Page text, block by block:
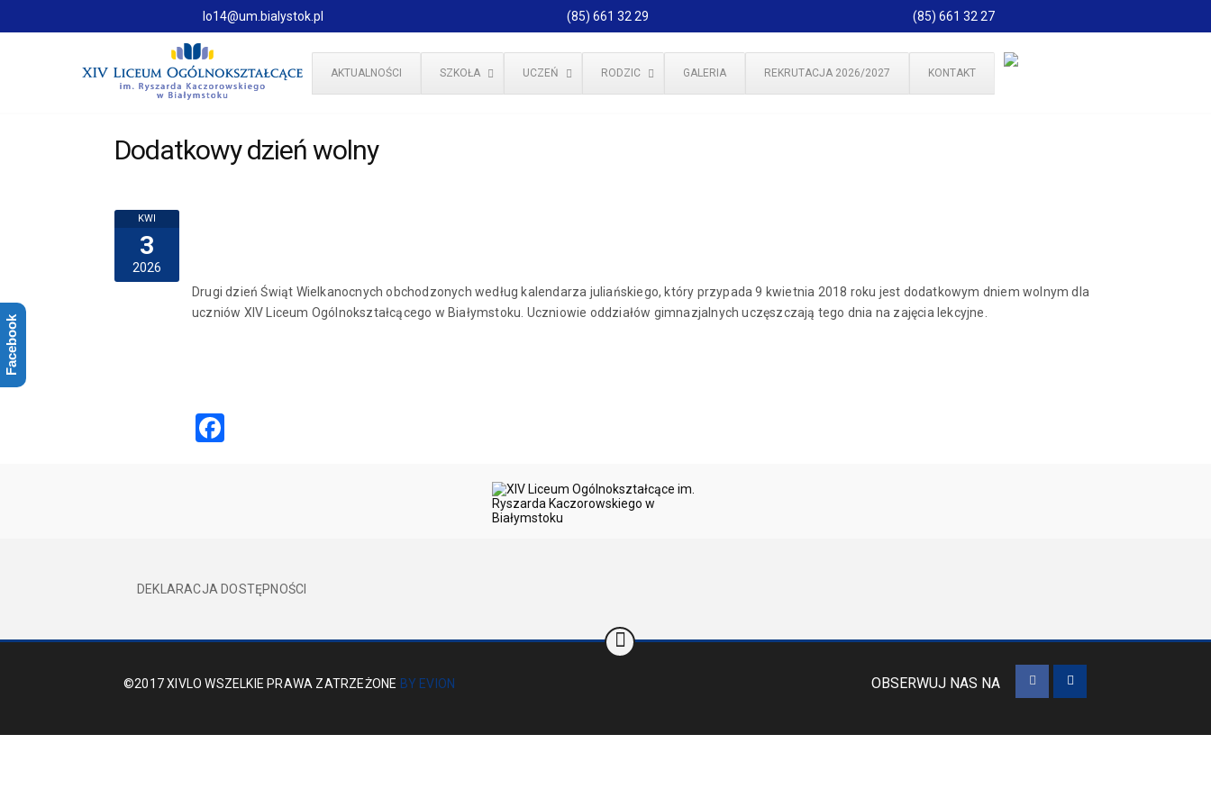
lo14@um.bialystok.pl (85) 661 32 29 (85) 661 32 27
AKTUALNOŚCI SZKOŁA UCZEŃ RODZIC GALERIA REKRUTACJA 2026/2027 KONTAKT
Dodatkowy dzień wolny
KWI
3
2026
Drugi dzień Świąt Wielkanocnych obchodzonych według kalendarza juliańskiego, który przypada 9 kwietnia 2018 roku jest dodatkowym dniem wolnym dla
uczniów XIV Liceum Ogólnokształcącego w Białymstoku. Uczniowie oddziałów gimnazjalnych uczęszczają tego dnia na zajęcia lekcyjne.
DEKLARACJA DOSTĘPNOŚCI
©2017 XIVLO WSZELKIE PRAWA ZATRZEŻONE BY EVION OBSERWUJ NAS NA
Facebook